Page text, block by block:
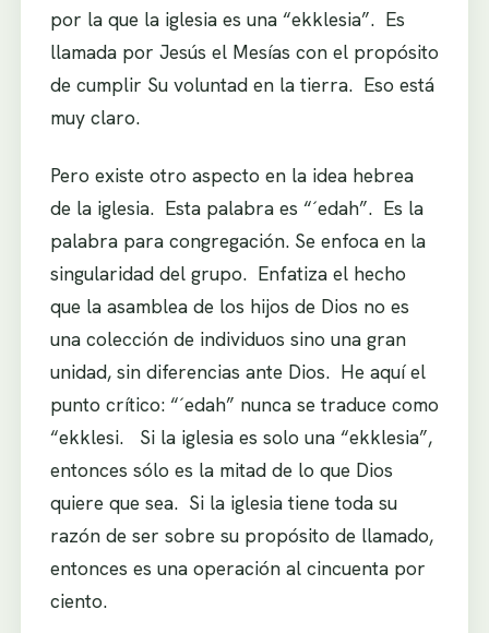
por la que la iglesia es una “ekklesia”. Es
llamada por Jesús el Mesías con el propósito
de cumplir Su voluntad en la tierra. Eso está
muy claro.
Pero existe otro aspecto en la idea hebrea
de la iglesia. Esta palabra es “´edah”. Es la
palabra para congregación. Se enfoca en la
singularidad del grupo. Enfatiza el hecho
que la asamblea de los hijos de Dios no es
una colección de individuos sino una gran
unidad, sin diferencias ante Dios. He aquí el
punto crítico: “´edah” nunca se traduce como
“ekklesi. Si la iglesia es solo una “ekklesia”,
entonces sólo es la mitad de lo que Dios
quiere que sea. Si la iglesia tiene toda su
razón de ser sobre su propósito de llamado,
entonces es una operación al cincuenta por
ciento.